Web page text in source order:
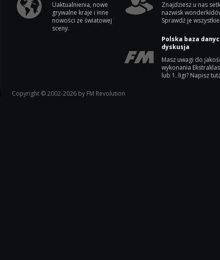
Uaktualnienia, nowe
grywalne kraje i inne
nowości ze światowej
sceny.
Znajdziesz u nas
nazwisk
Sprawdź je
Polska baza
dyskusja
Masz uwagi do
wykonania
lub 1. ligi? Napisz
Copyright © 2002-2026 by FM Revolution